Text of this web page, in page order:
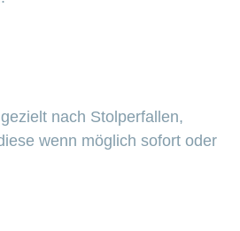
nach Stolperfallen,
wenn möglich sofort oder